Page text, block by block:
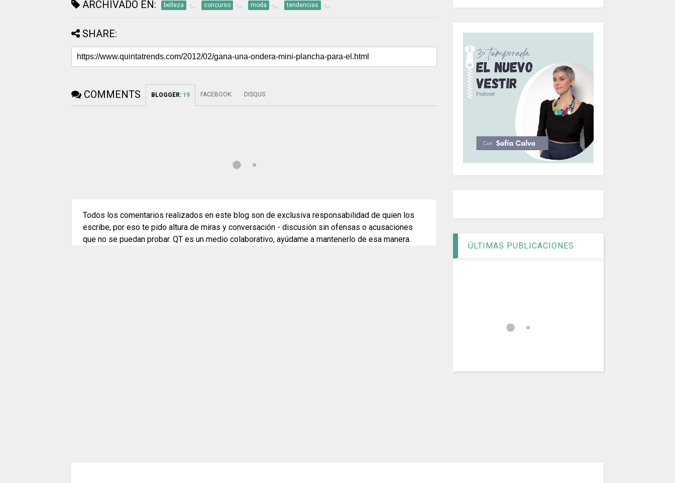
ARCHIVADO EN: belleza concurso moda tendencias
SHARE:
COMMENTS BLOGGER: 19 FACEBOOK: DISQUS
Todos los comentarios realizados en este blog son de exclusiva responsabilidad de quien los
escribe, por eso te pido altura de miras y conversación - discusión sin ofensas o acusaciones
que no se puedan probar. QT es un medio colaborativo, ayúdame a mantenerlo de esa manera.
ÚLTIMAS PUBLICACIONES